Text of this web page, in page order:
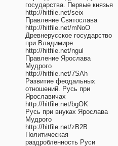
государства. Первые князья
http://hitfile.net/seix
Правление Святослава
http://hitfile.net/mNoO
Древнерусское государство
при Владимире
http://hitfile.net/ngul
Правление Ярослава
Мудрого
http://hitfile.net/7SAh
Развитие феодальных
отношений. Русь при
Ярославичах
http://hitfile.net/bgOK
Русь при внуках Ярослава
Мудрого
http://hitfile.net/zB2B
Политическая
раздробленность Руси